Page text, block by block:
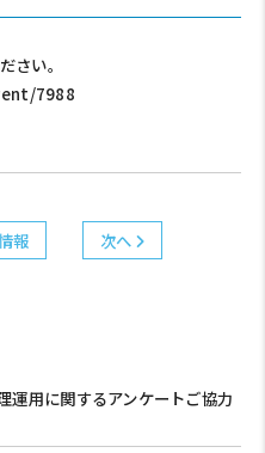
さい。
7988
報 次へ
運用に関するアンケートご協力